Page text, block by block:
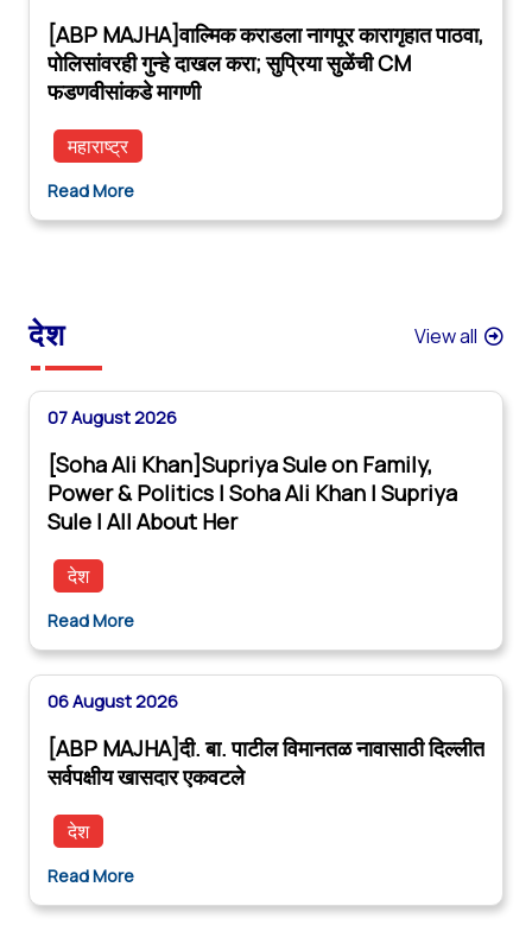
[ABP MAJHA]वाल्मिक कराडला नागपूर कारागृहात पाठवा,
पोलिसांवरही गुन्हे दाखल करा; सुप्रिया सुळेंची CM
फडणवीसांकडे मागणी
महाराष्ट्र
Read More
देश View all
07 August 2026
[Soha Ali Khan]Supriya Sule on Family,
Power & Politics | Soha Ali Khan | Supriya
Sule | All About Her
देश
Read More
06 August 2026
[ABP MAJHA]दी. बा. पाटील विमानतळ नावासाठी दिल्लीत
सर्वपक्षीय खासदार एकवटले
देश
Read More